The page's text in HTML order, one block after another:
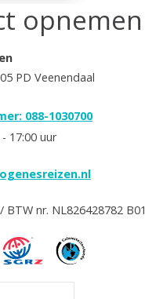
opnemen
PD Veenendaal
088-1030700
17:00 uur
BTW nr. NL826428782 B01